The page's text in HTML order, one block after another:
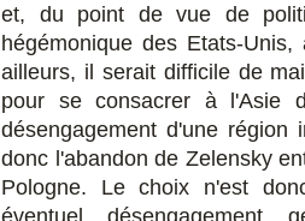
et, du point de vue de
hégémonique des Etats-
ailleurs, il serait difficile de
pour se consacrer à l'Asie
désengagement d'une région
donc l'abandon de Zelensky
Pologne. Le choix n'est
éventuel désengagement